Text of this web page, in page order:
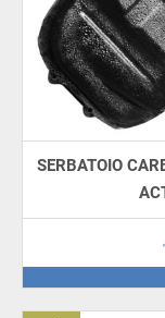
consegna in
La commande
de paiement
de la
SERBATOIO